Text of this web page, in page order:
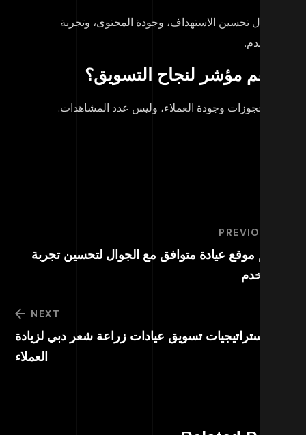
خلال تحسين الاستهداف، وجودة المحتوى، وتجربة
أهم مؤشر لنجاح التسويق؟
الحجوزات وجودة العملاء، وليس عدد المشاهدات.
PREVIOUS
موقع عيادة متوافق مع الجوال لتحسين تجربة
NEXT
استراتيجيات تسويق عيادات زراعة شعر دبي لزيادة
العملاء